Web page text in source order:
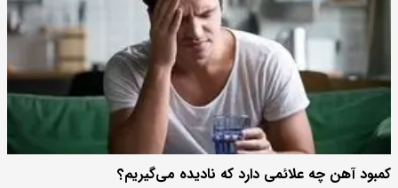
کمبود آهن چه علائمی دارد که نادیده می‌گیریم؟